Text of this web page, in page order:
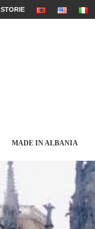
STORIE
MADE IN ALBANIA